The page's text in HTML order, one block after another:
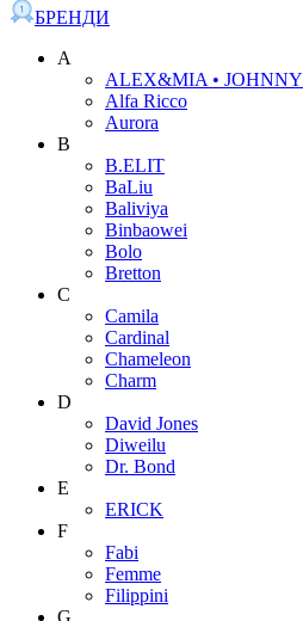
БРЕНДИ
A
ALEX&MIA • JOHNNY
Alfa Ricco
Aurora
B
B.ELIT
BaLiu
Baliviya
Binbaowei
Bolo
Bretton
C
Camila
Cardinal
Chameleon
Charm
D
David Jones
Diweilu
Dr. Bond
E
ERICK
F
Fabi
Femme
Filippini